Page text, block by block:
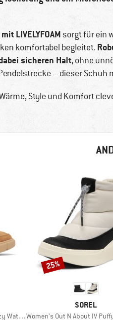
LIVELYFOAM sorgt für ein
komfortabel begleitet.
sicheren Halt, ohne
– dieser Schuh
Style und Komfort
MARKE
SOREL
Artikel
Women's Out N About IV Puffy
Rabatt
25%